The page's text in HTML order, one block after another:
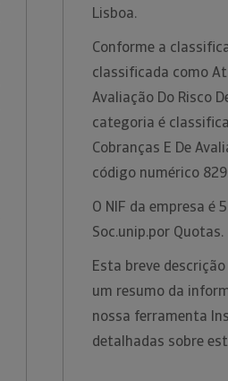
Lisboa.
Conforme a
classificada como
Avaliação Do Risco
categoria é
Cobranças E De
código numérico
O NIF da empresa é
Soc.unip.por Quotas.
Esta breve
um resumo da
nossa ferramenta
detalhadas sobre